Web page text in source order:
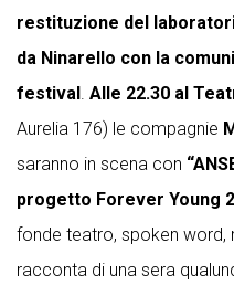
restituzione del
da Ninarello con la
festival. Alle 22.30 al
Aurelia 176) le compagnie
saranno in scena con
progetto Forever Young
fonde teatro, spoken word,
racconta di una sera